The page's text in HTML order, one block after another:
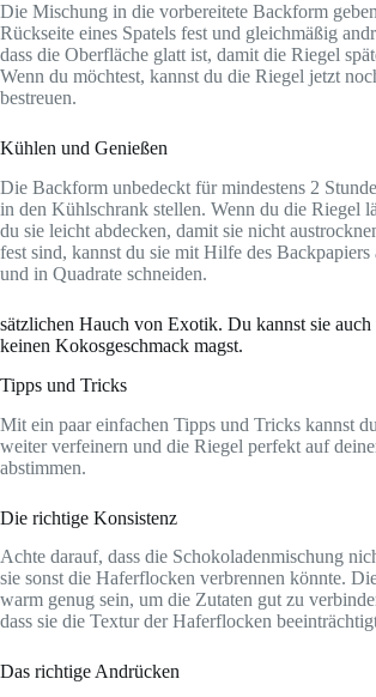
Die Mischung in die vorbereitete Backform
Rückseite eines Spatels fest und gleichmäßig
dass die Oberfläche glatt ist, damit die Riegel
Wenn du möchtest, kannst du die Riegel jetzt
bestreuen.
Kühlen und Genießen
Die Backform unbedeckt für mindestens 2
in den Kühlschrank stellen. Wenn du die Riegel
du sie leicht abdecken, damit sie nicht
fest sind, kannst du sie mit Hilfe des Backpapiers
und in Quadrate schneiden.
sätzlichen Hauch von Exotik. Du kannst sie auch
keinen Kokosgeschmack magst.
Tipps und Tricks
Mit ein paar einfachen Tipps und Tricks kannst
weiter verfeinern und die Riegel perfekt auf
abstimmen.
Die richtige Konsistenz
Achte darauf, dass die Schokoladenmischung
sie sonst die Haferflocken verbrennen könnte.
warm genug sein, um die Zutaten gut zu
dass sie die Textur der Haferflocken
Das richtige Andrücken